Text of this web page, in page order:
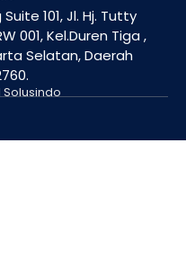
101, Jl. Hj. Tutty
001, Kel.Duren Tiga ,
Selatan, Daerah